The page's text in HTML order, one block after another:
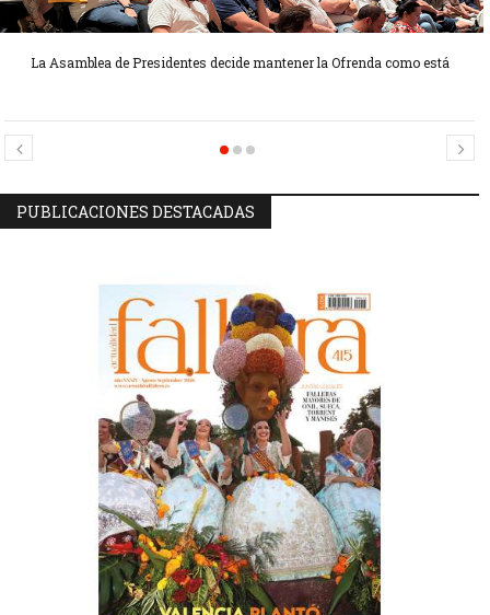
La Asamblea de Presidentes decide mantener la Ofrenda como está
Candidatas Preseleccionadas por el sector Olivereta
Candidatas Preseleccionadas por el sector Sector La Seu-La Xerea-El
PUBLICACIONES DESTACADAS